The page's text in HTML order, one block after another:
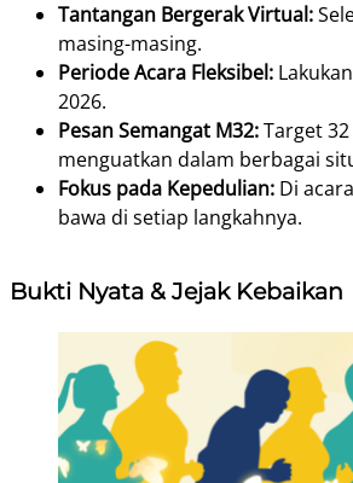
Tantangan Bergerak Virtual:
masing-masing.
Periode Acara Fleksibel:
2026.
Pesan Semangat M32:Target
menguatkan dalam berbagai
Fokus pada Kepedulian: Di
bawa di setiap langkahnya.
Bukti Nyata & Jejak Kebaikan